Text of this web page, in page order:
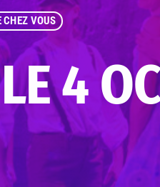
CHEZ VOUS
4